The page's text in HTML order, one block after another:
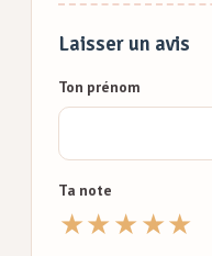
Laisser un avis
Ton prénom
Ta note
★★ ★ ★★